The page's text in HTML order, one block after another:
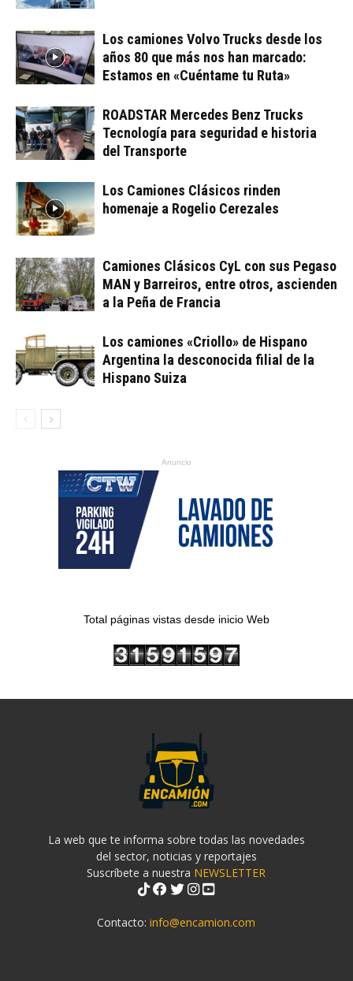
Los camiones Volvo Trucks desde los
años 80 que más nos han marcado:
Estamos en «Cuéntame tu Ruta»
ROADSTAR Mercedes Benz Trucks
Tecnología para seguridad e historia
del Transporte
Los Camiones Clásicos rinden
homenaje a Rogelio Cerezales
Camiones Clásicos CyL con sus Pegaso
MAN y Barreiros, entre otros, ascienden
a la Peña de Francia
Los camiones «Criollo» de Hispano
Argentina la desconocida filial de la
Hispano Suiza
Anuncio
Total páginas vistas desde inicio Web
La web que te informa sobre todas las novedades
del sector, noticias y reportajes
Suscríbete a nuestra NEWSLETTER
Contacto:info@encamion.com